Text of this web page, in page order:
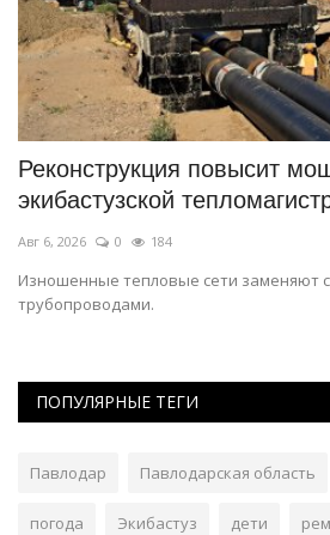
Реконструкция повысит
экибастузской
Авг 6, 2026 0 184
Изношенные тепловые сети заменяют
трубопроводами.
ПОПУЛЯРНЫЕ ТЕГИ
Павлодар Павлодарская область
погода Экибастуз дети